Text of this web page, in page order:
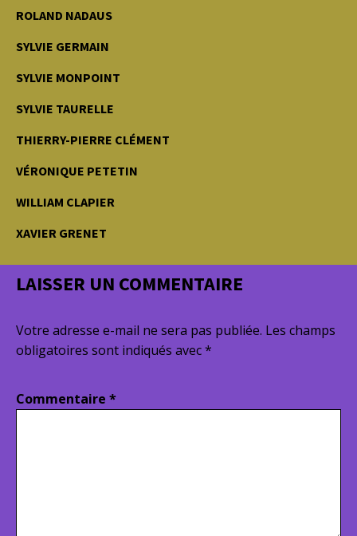
ROLAND NADAUS
SYLVIE GERMAIN
SYLVIE MONPOINT
SYLVIE TAURELLE
THIERRY-PIERRE CLÉMENT
VÉRONIQUE PETETIN
WILLIAM CLAPIER
XAVIER GRENET
LAISSER UN COMMENTAIRE
Votre adresse e-mail ne sera pas publiée. Les champs
obligatoires sont indiqués avec*
Commentaire *